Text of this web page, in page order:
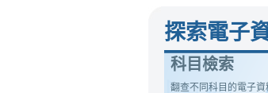
探索電子
科目檢索
翻查不同科目的電子資